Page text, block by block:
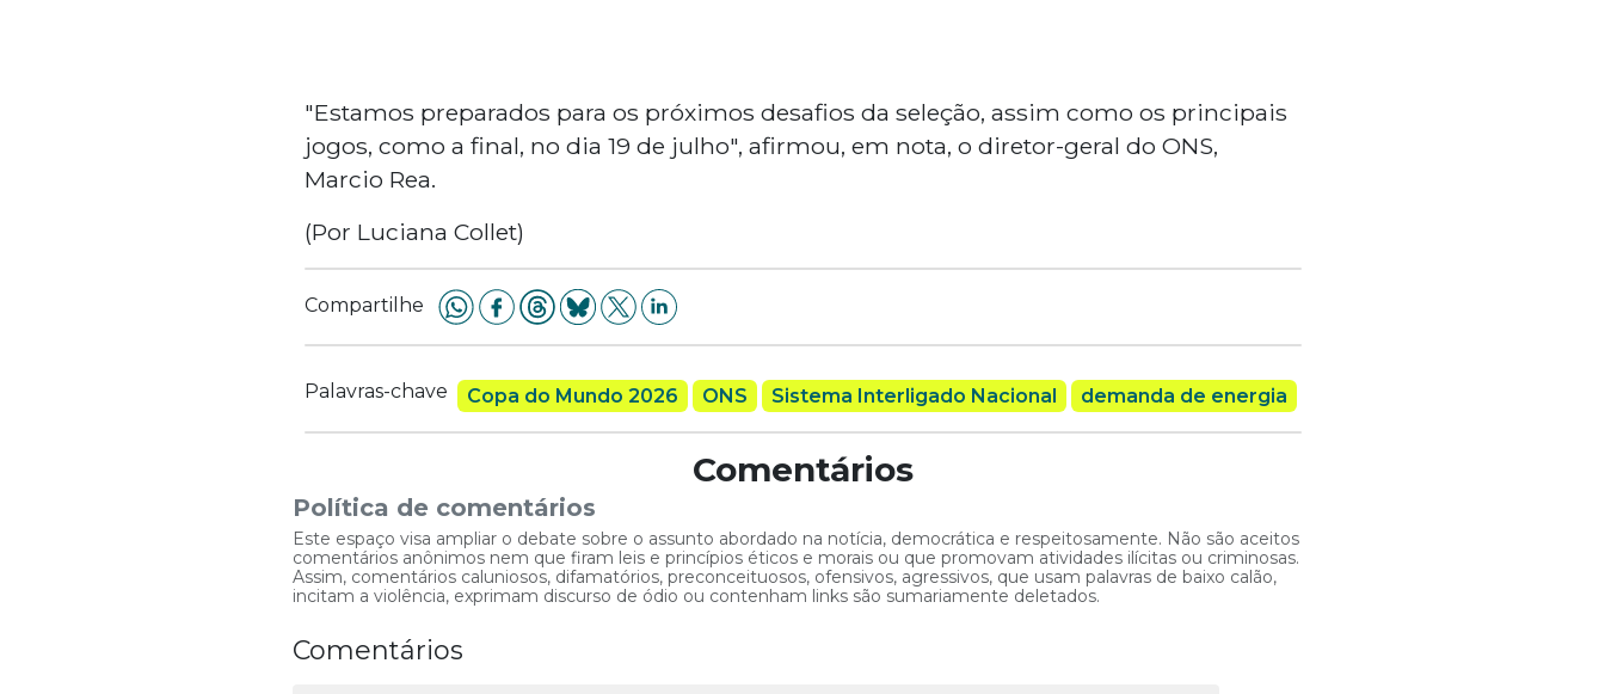
"Estamos preparados para os próximos desafios da seleção, assim como os principais
jogos, como a final, no dia 19 de julho", afirmou, em nota, o diretor-geral do ONS,
Marcio Rea.
(Por Luciana Collet)
Compartilhe
Palavras-chave Copa do Mundo 2026 ONS Sistema Interligado Nacional demanda de energia
Comentários
Política de comentários
Este espaço visa ampliar o debate sobre o assunto abordado na notícia, democrática e respeitosamente. Não são aceitos
comentários anônimos nem que firam leis e princípios éticos e morais ou que promovam atividades ilícitas ou criminosas.
Assim, comentários caluniosos, difamatórios, preconceituosos, ofensivos, agressivos, que usam palavras de baixo calão,
incitam a violência, exprimam discurso de ódio ou contenham links são sumariamente deletados.
Comentários